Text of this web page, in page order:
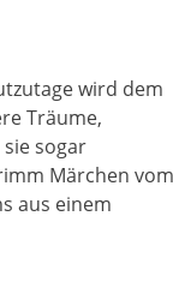
wird dem
Träume,
sogar
Märchen vom
aus einem